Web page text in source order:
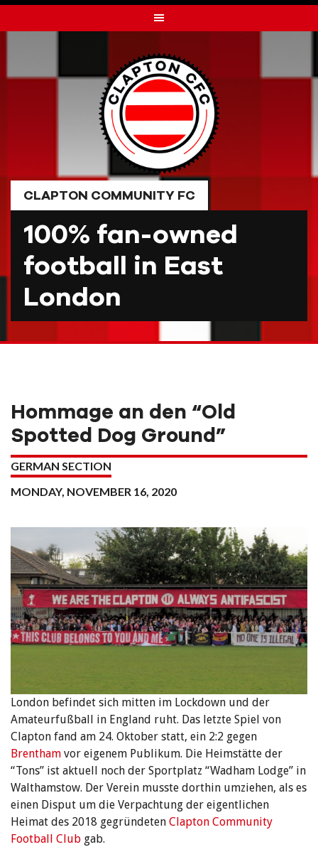
to
CLAPTON COMMUNITY FC
100% fan-owned
football in East
London
Hommage an den “Old
Spotted Dog Ground”
GERMAN SECTION
MONDAY, NOVEMBER 16, 2020
London befindet sich mitten im Lockdown und der
Amateurfußball in England ruht. Das letzte Spiel von
Clapton fand am 24. Oktober statt, ein 2:2 gegen
Brentham vor eigenem Publikum. Die Heimstätte der
“Tons” ist aktuell noch der Sportplatz “Wadham Lodge” in
Walthamstow. Der Verein musste dorthin umziehen, als es
einen Disput um die Verpachtung der eigentlichen
Heimat des 2018 gegründeten Clapton Community
Football Club gab.